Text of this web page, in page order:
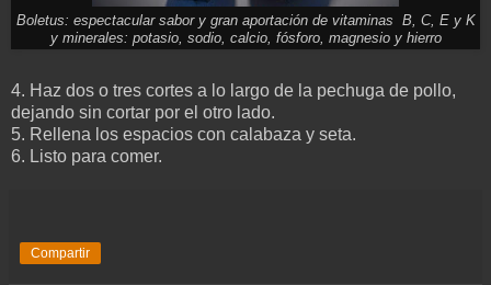
Boletus: espectacular sabor y gran aportación de vitaminas B, C, E y K
y minerales: potasio, sodio, calcio, fósforo, magnesio y hierro
4. Haz dos o tres cortes a lo largo de la pechuga de pollo,
dejando sin cortar por el otro lado.
5. Rellena los espacios con calabaza y seta.
6. Listo para comer.
Compartir